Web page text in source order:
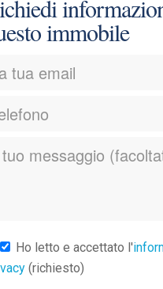
immobile
Ho letto e accettato l'
(richiesto)